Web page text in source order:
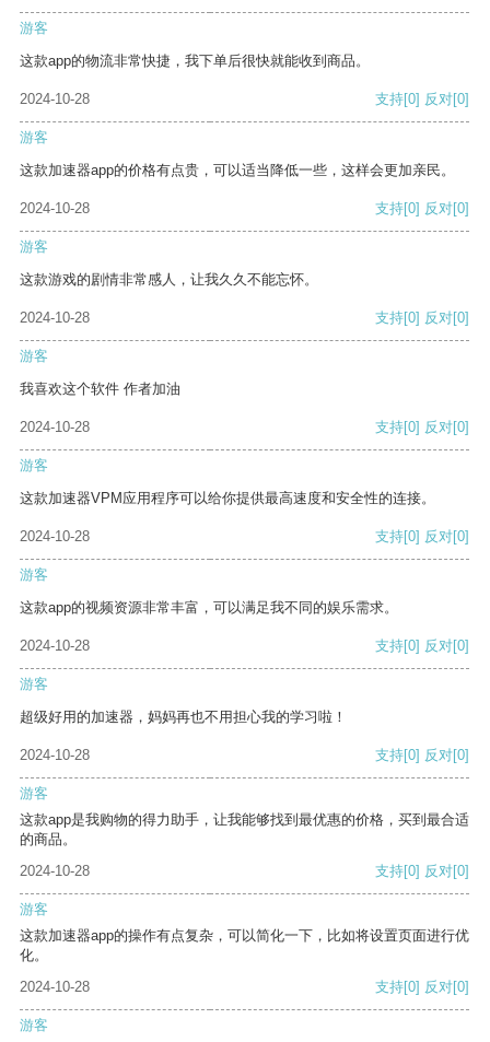
游客
这款app的物流非常快捷，我下单后很快就能收到商品。
2024-10-28 支持[0] 反对[0]
游客
这款加速器app的价格有点贵，可以适当降低一些，这样会更加亲民。
2024-10-28 支持[0] 反对[0]
游客
这款游戏的剧情非常感人，让我久久不能忘怀。
2024-10-28 支持[0] 反对[0]
游客
我喜欢这个软件 作者加油
2024-10-28 支持[0] 反对[0]
游客
这款加速器VPM应用程序可以给你提供最高速度和安全性的连接。
2024-10-28 支持[0] 反对[0]
游客
这款app的视频资源非常丰富，可以满足我不同的娱乐需求。
2024-10-28 支持[0] 反对[0]
游客
超级好用的加速器，妈妈再也不用担心我的学习啦！
2024-10-28 支持[0] 反对[0]
游客
这款app是我购物的得力助手，让我能够找到最优惠的价格，买到最合适
的商品。
2024-10-28
支持[0] 反对[0]
游客
这款加速器app的操作有点复杂，可以简化一下，比如将设置页面进行优
化。
2024-10-28
支持[0] 反对[0]
游客